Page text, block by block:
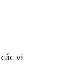
vi